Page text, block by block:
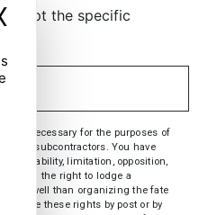
Masquer le
the specific
are necessary for the purposes of
its subcontractors. You have
portability, limitation, opposition,
and the right to lodge a
as well than organizing the fate
these rights by post or by